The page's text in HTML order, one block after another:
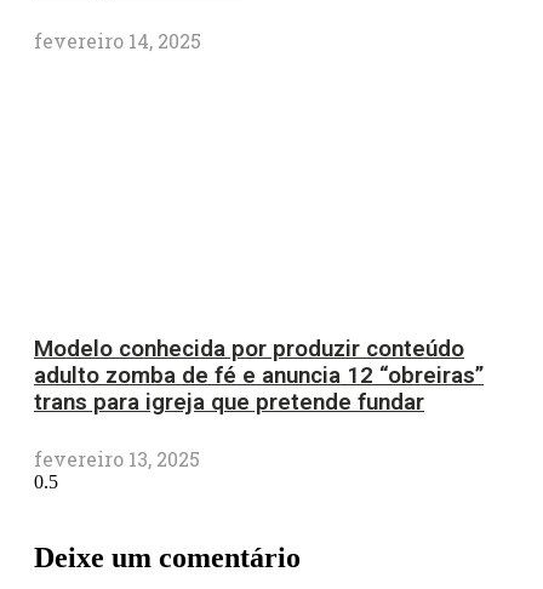
fevereiro 14, 2025
Modelo conhecida por produzir conteúdo
adulto zomba de fé e anuncia 12 “obreiras”
trans para igreja que pretende fundar
fevereiro 13, 2025
Deixe um comentário